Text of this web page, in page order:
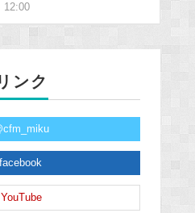
12:00
ンク